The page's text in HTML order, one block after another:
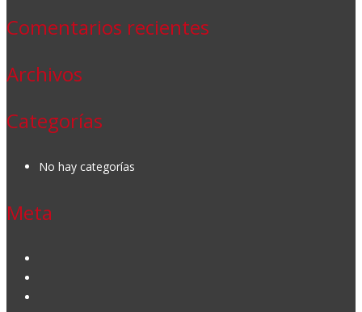
Comentarios recientes
Archivos
Categorías
No hay categorías
Meta